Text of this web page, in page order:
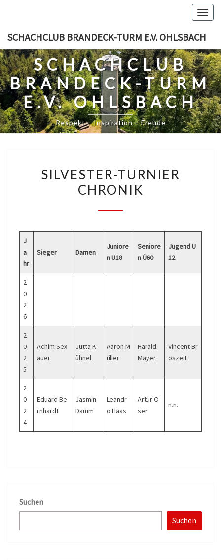
content
SCHACHCLUB BRANDECK-TURM E.V. OHLSBACH
SCHACHCLUB
BRANDECK-TURM
E.V. OHLSBACH
Respekt – Inspiration – Freude
TURNIER
CHRONIK
SILVESTER-TURNIER
CHRONIK
J
a
hr
Sieger Damen
Juniore
n U18
Seniore
n Ü60
Jugend U
12
2
0
2
6
2
0
2
5
Achim Sex
auer
Jutta K
ühnel
Aaron M
üller
Harald
Mayer
Vincent Br
oszeit
2
0
2
4
Eduard Be
rnhardt
Jasmin
Damm
Leandr
o Haas
Artur O
ser
n.n.
Suchen
Suchen